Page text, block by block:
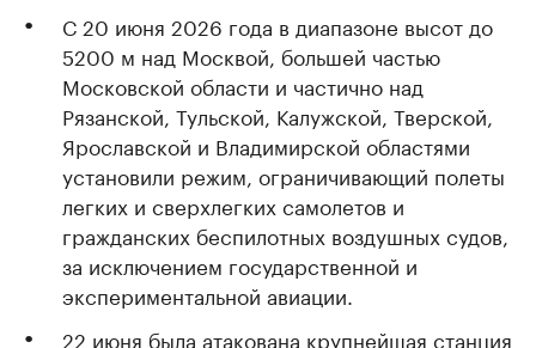
С 20 июня 2026 года в диапазоне высот до
5200 м над Москвой, большей частью
Московской области и частично над
Рязанской, Тульской, Калужской, Тверской,
Ярославской и Владимирской областями
установили режим, ограничивающий полеты
легких и сверхлегких самолетов и
гражданских беспилотных воздушных судов,
за исключением государственной и
экспериментальной авиации.
22 июня была атакована крупнейшая станция